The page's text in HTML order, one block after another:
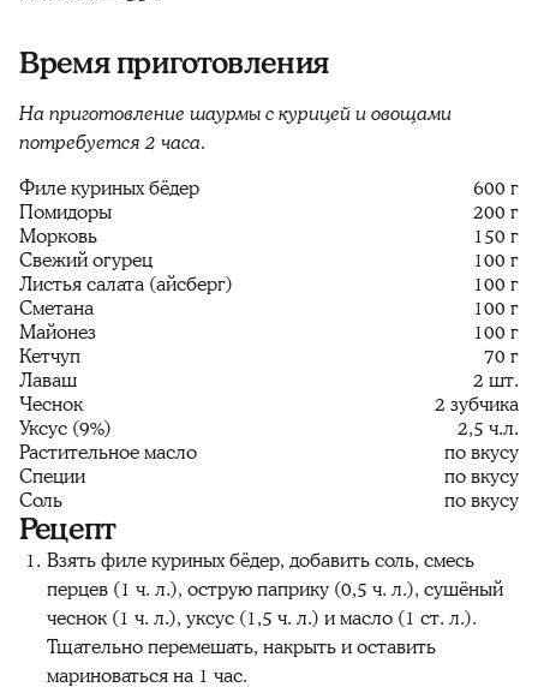
Время приготовления
На приготовление шаурмы с курицей и овощами
потребуется 2 часа.
Филе куриных бёдер
600 г
Помидоры
200 г
Морковь
150 г
Свежий огурец
100 г
Листья салата (айсберг)
100 г
Сметана
100 г
Майонез
100 г
Кетчуп
70 г
Лаваш
2 шт.
Чеснок
2 зубчика
Уксус (9%)
2,5 ч.л.
Растительное масло
по вкусу
Специи
по вкусу
Соль
по вкусу
Рецепт
Взять филе куриных бёдер, добавить соль, смесь
перцев (1 ч. л.), острую паприку (0,5 ч. л.), сушёный
чеснок (1 ч. л.), уксус (1,5 ч. л.) и масло (1 ст. л.).
Тщательно перемешать, накрыть и оставить
мариноваться на 1 час.